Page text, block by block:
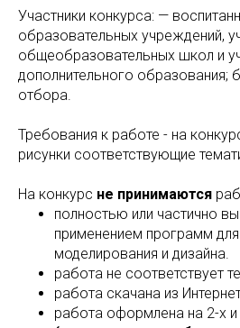
Участники конкурса: —
образовательных учреждений,
общеобразовательных школ и
дополнительного образования;
отбора.
Требования к работе - на
рисунки соответствующие
На конкурс не принимаются
полностью или частично
применением программ
моделирования и дизайна.
работа не соответствует
работа скачана из
работа оформлена на 2-х и